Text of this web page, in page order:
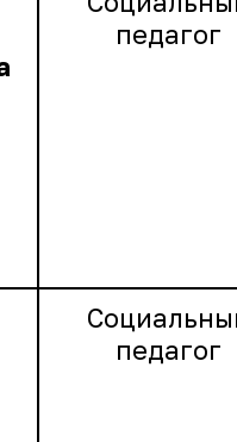
педагог
педагог